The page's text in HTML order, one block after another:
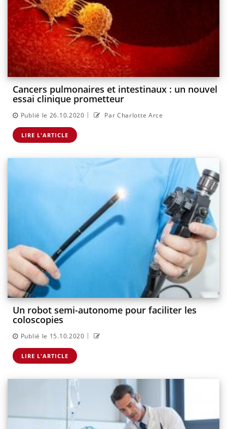
Cancers pulmonaires et intestinaux : un nouvel
essai clinique prometteur
Publié le 26.10.2020 | Par Charlotte Arce
LIRE L'ARTICLE
Un robot semi-autonome pour faciliter les
coloscopies
Publié le 15.10.2020 |
LIRE L'ARTICLE